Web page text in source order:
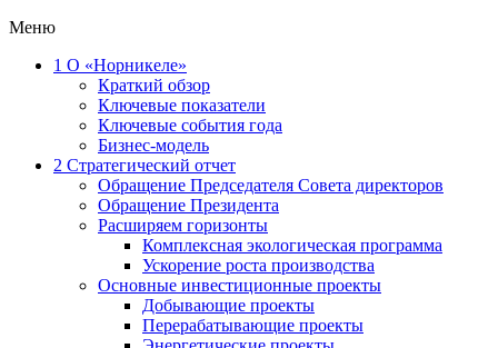
Меню
1 О «Норникеле»
Краткий обзор
Ключевые показатели
Ключевые события года
Бизнес-модель
2 Стратегический отчет
Обращение Председателя Совета директоров
Обращение Президента
Расширяем горизонты
Комплексная экологическая программа
Ускорение роста производства
Основные инвестиционные проекты
Добывающие проекты
Перерабатывающие проекты